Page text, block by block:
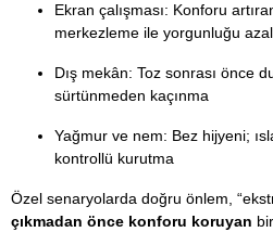
Ekran çalışması: Konforu
merkezleme ile yorgunluğu
Dış mekân: Toz sonrası önce
sürtünmeden kaçınma
Yağmur ve nem: Bez hijyeni;
kontrollü kurutma
Özel senaryolarda doğru önlem,
çıkmadan önce konforu koruyan